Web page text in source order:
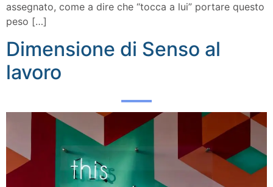
assegnato, come a dire che “tocca a lui” portare questo
peso […]
Dimensione di Senso al
lavoro